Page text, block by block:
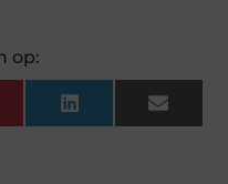
op:
LinkedInEmail